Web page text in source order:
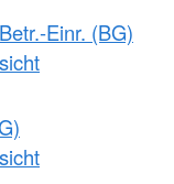
Einr. (BG)